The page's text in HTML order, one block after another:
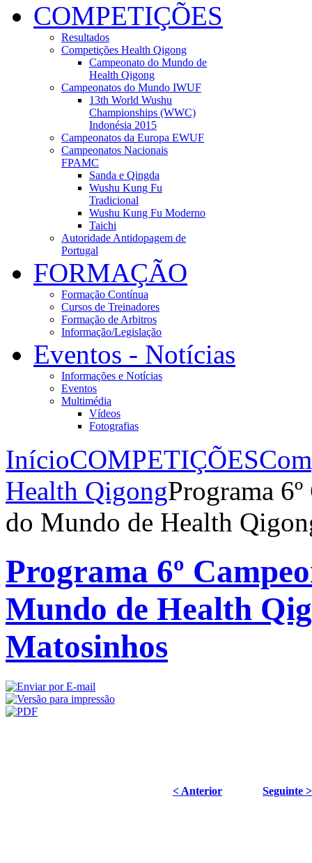
COMPETIÇÕES
Resultados
Competições Health Qigong
Campeonato do Mundo de
Health Qigong
Campeonatos do Mundo IWUF
13th World Wushu
Championships (WWC)
Indonésia 2015
Campeonatos da Europa EWUF
Campeonatos Nacionais
FPAMC
Sanda e Qingda
Wushu Kung Fu
Tradicional
Wushu Kung Fu Moderno
Taichi
Autoridade Antidopagem de
Portugal
FORMAÇÃO
Formação Contínua
Cursos de Treinadores
Formação de Arbitros
Informação/Legislação
Eventos - Notícias
Informações e Notícias
Eventos
Multimédia
Vídeos
Fotografias
InícioCOMPETIÇÕES
Health QigongPrograma
do Mundo de Health
Programa 6º
Mundo de Health
Matosinhos
< Anterior Seguinte >